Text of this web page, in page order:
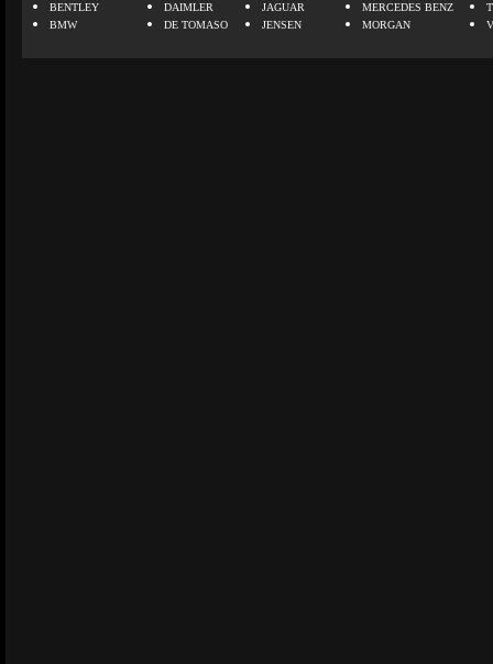
BENTLEY
BMW
DAIMLER
DE TOMASO
JAGUAR
JENSEN
MERCEDES BENZ
MORGAN